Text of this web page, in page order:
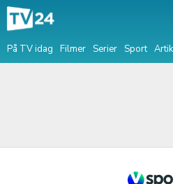
På TV idag Filmer Serier Sport